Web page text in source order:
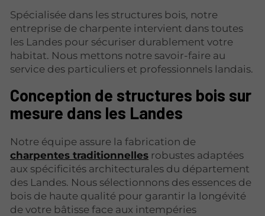
Spécialisée dans les structures bois, notre
entreprise de charpente intervient dans toutes
les Landes pour sécuriser durablement votre
habitat. Nous mettons notre savoir-faire au
service des particuliers et professionnels landais.
Conception de structures bois sur
mesure dans les Landes
Notre équipe assure la fabrication de
charpentes traditionnelles robustes adaptées
aux spécificités architecturales du département
des Landes. Nous sélectionnons des essences de
bois de haute qualité pour garantir la longévité
de votre bâtisse face aux intempéries